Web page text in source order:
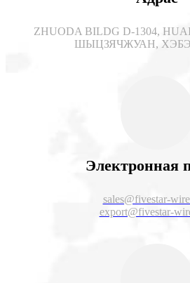
ZHUODA BILDG D-1304,
ШЫЦЗЯЧЖУАН,
Электронная
sales@fivestar-
export@fivestar-